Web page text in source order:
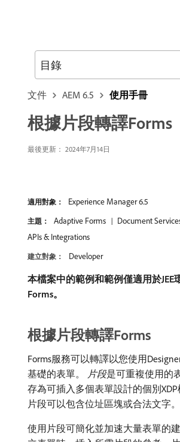
文件 AEM 6.5 使用手冊
根據片段轉譯Forms
最後更新： 2024年7月14日
適用對象： Experience Manager 6.5
主題： Adaptive Forms
Document
APIs & Integrations
建立對象： Developer
本檔案中的範例和範例僅適用於JEE
Forms。
根據片段轉譯Forms
Forms服務可以轉譯以您使用
基礎的表單。 片段是可重複使用的
存為可插入多個表單設計的個別XDP
片段可以包含位址區塊或合法文字。
使用片段可簡化並加速大量表單的
目錄